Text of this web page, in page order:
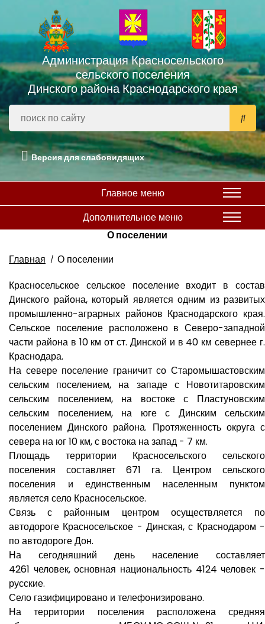
Администрация Красносельского
сельского поселения
Динского района Краснодарского края
Версия для слабовидящих
Главное меню
Дополнительное меню
О поселении
Главная
О поселении
Красносельское сельское поселение входит в состав
Динского района, который является одним из развитых
промышленно-аграрных районов Краснодарского края.
Сельское поселение расположено в Северо-западной
части района в 10 км от ст. Динской и в 40 км севернее г.
Краснодара.
На севере поселение граничит со Старомышастовским
сельским поселением, на западе с Новотитаровским
сельским поселением, на востоке с Пластуновским
сельским поселением, на юге с Динским сельским
поселением Динского района. Протяженность округа с
севера на юг 10 км, с востока на запад - 7 км.
Площадь территории Красносельского сельского
поселения составляет 671 га. Центром сельского
поселения и единственным населенным пунктом
является село Красносельское.
Связь с районным центром осуществляется по
автодороге Красносельское - Динская, с Краснодаром -
по автодороге Дон.
На сегодняшний день население составляет
4261 человек, основная национальность 4124 человек -
русские.
Село газифицировано и телефонизировано.
На территории поселения расположена средняя